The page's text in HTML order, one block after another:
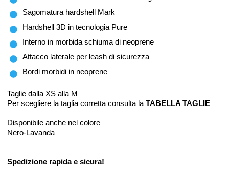
Sagomatura hardshell Mark
Hardshell 3D in tecnologia Pure
Interno in morbida schiuma di neoprene
Attacco laterale per leash di sicurezza
Bordi morbidi in neoprene
Taglie dalla XS alla M
Per scegliere la taglia corretta consulta la TABELLA TAGLIE
Disponibile anche nel colore
Nero-Lavanda
Spedizione rapida e sicura!